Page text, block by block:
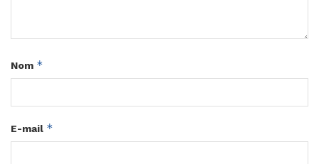
Nom *
E-mail *